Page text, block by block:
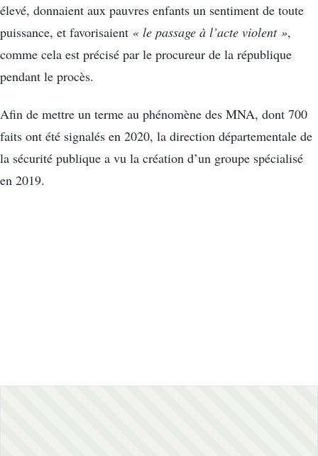
élevé, donnaient aux pauvres enfants un sentiment de toute
puissance, et favorisaient « le passage à l’acte violent »,
comme cela est précisé par le procureur de la république
pendant le procès.
Afin de mettre un terme au phénomène des MNA, dont 700
faits ont été signalés en 2020, la direction départementale de
la sécurité publique a vu la création d’un groupe spécialisé
en 2019.